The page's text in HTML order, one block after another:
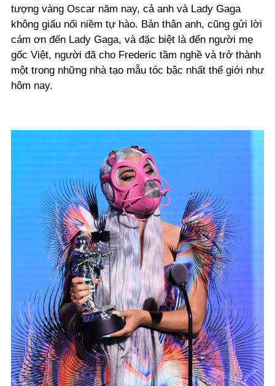
tượng vàng Oscar năm nay, cả anh và Lady Gaga
không giấu nổi niềm tự hào. Bản thân anh, cũng gửi lời
cám ơn đến Lady Gaga, và đặc biệt là đến người mẹ
gốc Việt, người đã cho Frederic tầm nghề và trở thành
một trong những nhà tạo mẫu tóc bậc nhất thế giới như
hôm nay.